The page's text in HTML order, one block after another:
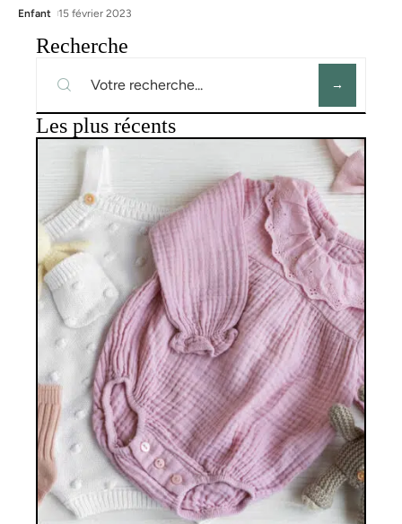
Enfant 15 février 2023
Recherche
Les plus récents